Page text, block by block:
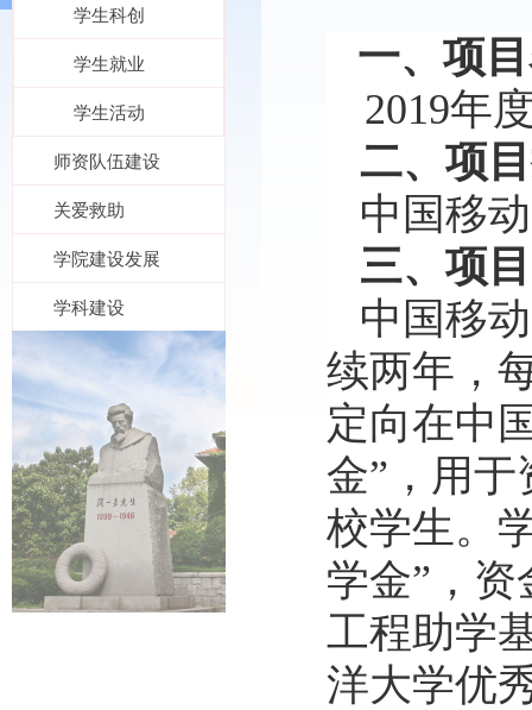
学生科创
学生就业
学生活动
师资队伍建设
关爱救助
学院建设发展
学科建设
一、项
2019年
二、项
中国移
三、 项
中国移
续两年，
定向在中
金”，用
校学生。
学金” ， 资
工程助学
洋大学优